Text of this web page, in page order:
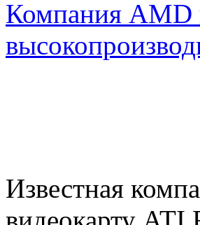
Компания AMD
Известная